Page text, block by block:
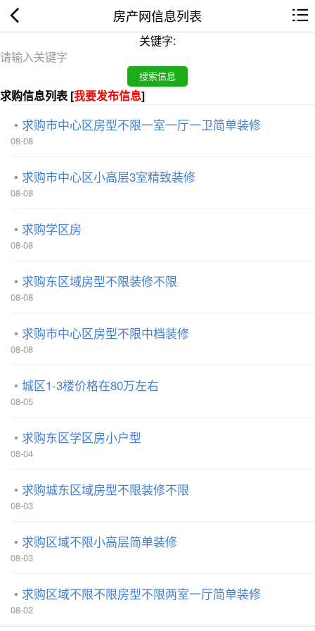
房产网信息列表
关键字:
求购信息列表 [我要发布信息]
求购市中心区房型不限一室一厅一卫简单装修
08-08
求购市中心区小高层3室精致装修
08-08
求购学区房
08-08
求购东区域房型不限装修不限
08-08
求购市中心区房型不限中档装修
08-08
城区1-3楼价格在80万左右
08-05
求购东区学区房小户型
08-04
求购城东区域房型不限装修不限
08-03
求购区域不限小高层简单装修
08-03
求购区域不限不限房型不限两室一厅简单装修
08-02